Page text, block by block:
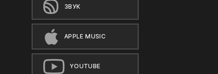
ЗВУК
APPLE MUSIC
YOUTUBE